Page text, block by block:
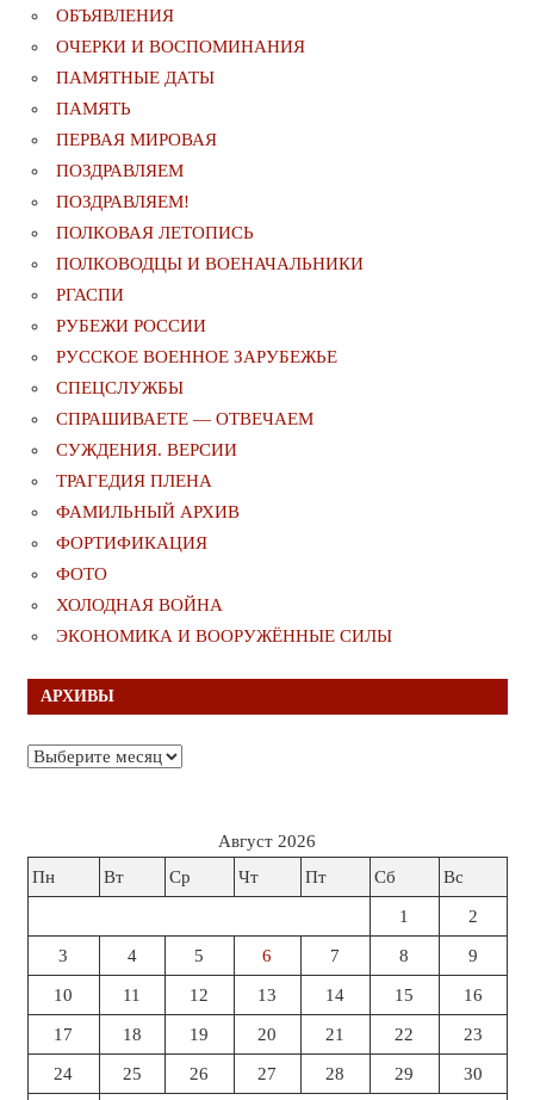
ОБЪЯВЛЕНИЯ
ОЧЕРКИ И ВОСПОМИНАНИЯ
ПАМЯТНЫЕ ДАТЫ
ПАМЯТЬ
ПЕРВАЯ МИРОВАЯ
ПОЗДРАВЛЯЕМ
ПОЗДРАВЛЯЕМ!
ПОЛКОВАЯ ЛЕТОПИСЬ
ПОЛКОВОДЦЫ И ВОЕНАЧАЛЬНИКИ
РГАСПИ
РУБЕЖИ РОССИИ
РУССКОЕ ВОЕННОЕ ЗАРУБЕЖЬЕ
СПЕЦСЛУЖБЫ
СПРАШИВАЕТЕ — ОТВЕЧАЕМ
СУЖДЕНИЯ. ВЕРСИИ
ТРАГЕДИЯ ПЛЕНА
ФАМИЛЬНЫЙ АРХИВ
ФОРТИФИКАЦИЯ
ФОТО
ХОЛОДНАЯ ВОЙНА
ЭКОНОМИКА И ВООРУЖЁННЫЕ СИЛЫ
АРХИВЫ
Архивы
Август 2026
Пн
Вт Ср Чт Пт Сб Вс
1 2
3 4 5 6 7 8 9
10 11 12 13 14 15 16
17 18 19 20 21 22 23
24 25 26 27 28 29 30